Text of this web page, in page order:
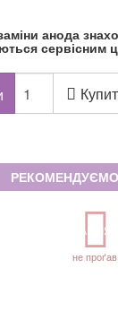
анода
сервісним
РЕКОМЕНДУЄМО
АКЦІЯ
не проґав!